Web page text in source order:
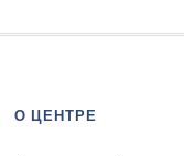
О ЦЕНТРЕ